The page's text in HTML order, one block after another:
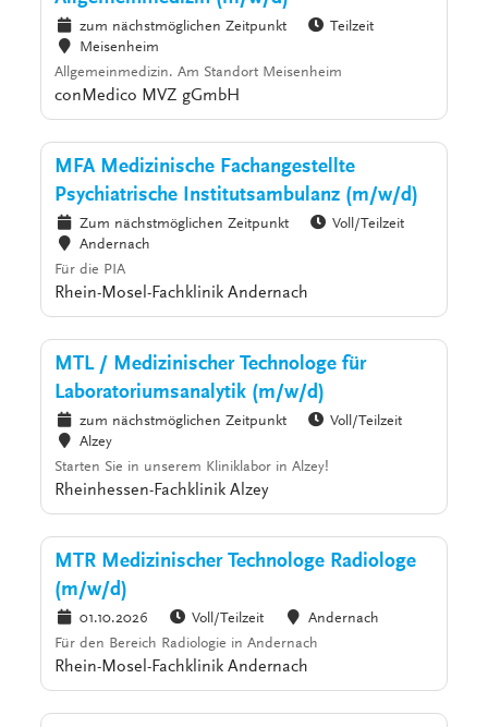
zum nächstmöglichen Zeitpunkt
Teilzeit
Meisenheim
Allgemeinmedizin. Am Standort Meisenheim
conMedico MVZ gGmbH
MFA Medizinische Fachangestellte
Psychiatrische Institutsambulanz (m/w/d)
Zum nächstmöglichen Zeitpunkt
Voll/Teilzeit
Andernach
Für die PIA
Rhein-Mosel-Fachklinik Andernach
MTL / Medizinischer Technologe für
Laboratoriumsanalytik (m/w/d)
zum nächstmöglichen Zeitpunkt
Voll/Teilzeit
Alzey
Starten Sie in unserem Kliniklabor in Alzey!
Rheinhessen-Fachklinik Alzey
MTR Medizinischer Technologe Radiologe
(m/w/d)
01.10.2026 Voll/Teilzeit
Andernach
Für den Bereich Radiologie in Andernach
Rhein-Mosel-Fachklinik Andernach